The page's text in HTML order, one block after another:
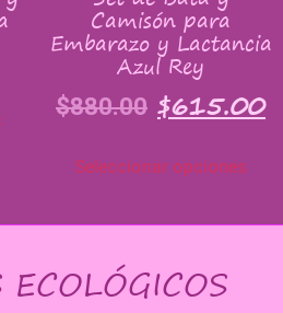
Camisón para
Embarazo y Lactancia
Azul Rey
$880.00 $615.00
Seleccionar opciones